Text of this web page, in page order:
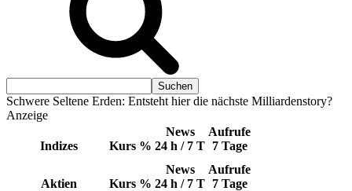
Schwere Seltene Erden: Entsteht hier die nächste Milliardenstory?
Anzeige
Indizes Kurs %
News
24 h / 7 T
Aufrufe
7 Tage
Aktien Kurs %
News
24 h / 7 T
Aufrufe
7 Tage